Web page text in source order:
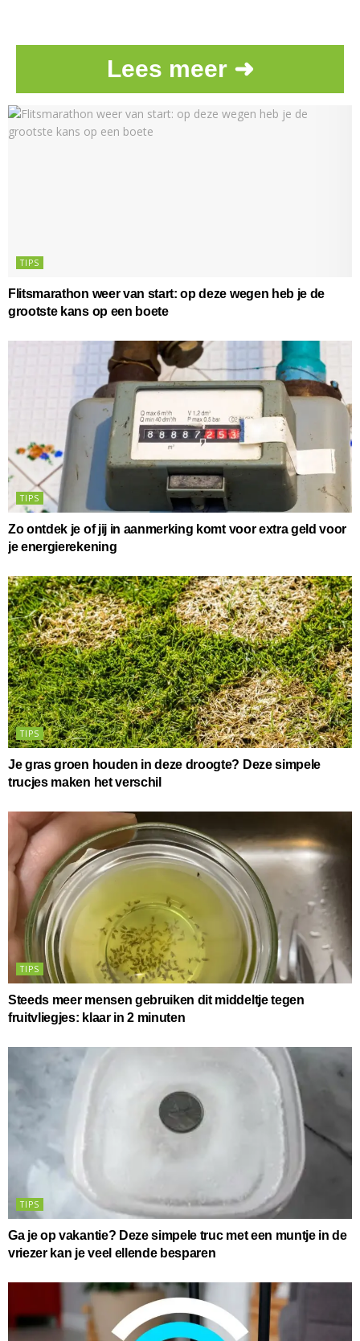
Lees meer ➜
TIPS
Flitsmarathon weer van start: op deze wegen heb je de
grootste kans op een boete
TIPS
Zo ontdek je of jij in aanmerking komt voor extra geld voor
je energierekening
TIPS
Je gras groen houden in deze droogte? Deze simpele
trucjes maken het verschil
TIPS
Steeds meer mensen gebruiken dit middeltje tegen
fruitvliegjes: klaar in 2 minuten
TIPS
Ga je op vakantie? Deze simpele truc met een muntje in de
vriezer kan je veel ellende besparen